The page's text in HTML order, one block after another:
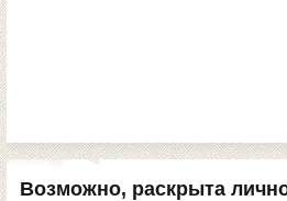
Возможно, раскрыта